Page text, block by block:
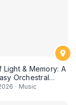
Light & Memory: A
Orchestral
1
· Music